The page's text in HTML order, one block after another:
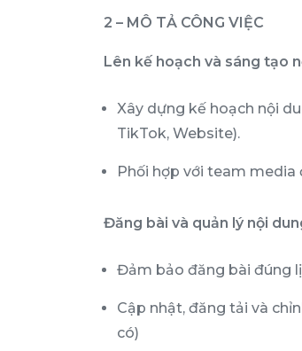
2 – MÔ TẢ CÔNG VIỆC
Lên kế hoạch và sáng tạo
Xây dựng kế hoạch nội
TikTok, Website).
Phối hợp với team media
Đăng bài và quản lý nội
Đảm bảo đăng bài đúng
Cập nhật, đăng tải và
có)